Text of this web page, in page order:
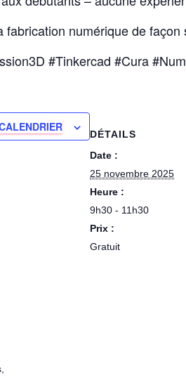
fabrication numérique de façon
#Tinkercad #Cura
DÉTAILS
Date :
25 novembre 2025
Heure :
9h30 - 11h30
Prix :
Gratuit